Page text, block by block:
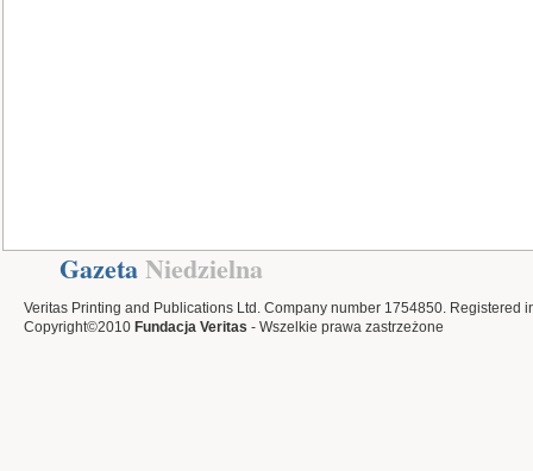
GazetaNiedzielna
Veritas Printing and Publications Ltd. Company number 1754850. Registered
Copyright©2010 Fundacja Veritas - Wszelkie prawa zastrzeżone